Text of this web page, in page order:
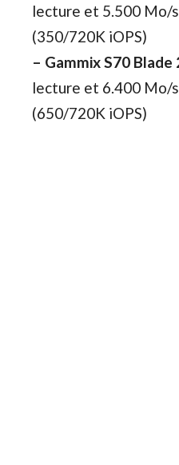
lecture et 5.500 Mo/
(350/720K iOPS)
– Gammix S70 Blade
lecture et 6.400 Mo/
(650/720K iOPS)